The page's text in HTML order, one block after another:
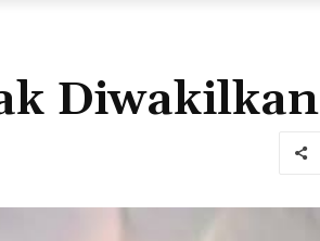
Diwakilkan